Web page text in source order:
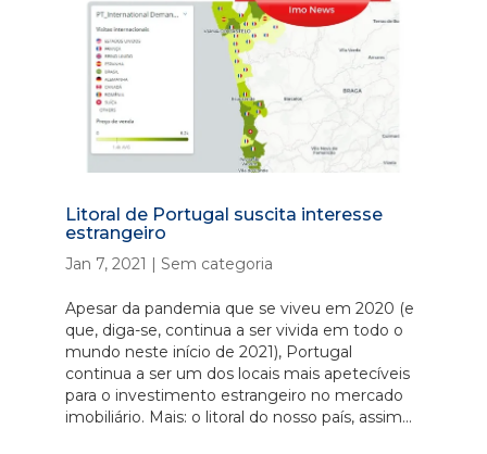
Litoral de Portugal suscita interesse
estrangeiro
Jan 7, 2021 | Sem categoria
Apesar da pandemia que se viveu em 2020 (e
que, diga-se, continua a ser vivida em todo o
mundo neste início de 2021), Portugal
continua a ser um dos locais mais apetecíveis
para o investimento estrangeiro no mercado
imobiliário. Mais: o litoral do nosso país, assim...